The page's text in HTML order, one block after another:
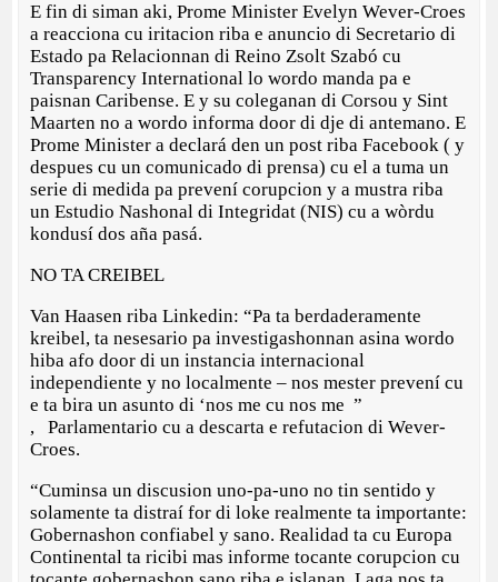
E fin di siman aki, Prome Minister Evelyn Wever-Croes
a reacciona cu iritacion riba e anuncio di Secretario di
Estado pa Relacionnan di Reino Zsolt Szabó cu
Transparency International lo wordo manda pa e
paisnan Caribense. E y su coleganan di Corsou y Sint
Maarten no a wordo informa door di dje di antemano. E
Prome Minister a declará den un post riba Facebook ( y
despues cu un comunicado di prensa) cu el a tuma un
serie di medida pa prevení corupcion y a mustra riba
un Estudio Nashonal di Integridat (NIS) cu a wòrdu
kondusí dos aña pasá.
NO TA CREIBEL
Van Haasen riba Linkedin: “Pa ta berdaderamente
kreibel, ta nesesario pa investigashonnan asina wordo
hiba afo door di un instancia internacional
independiente y no localmente – nos mester prevení cu
e ta bira un asunto di ‘nos me cu nos me ”
, Parlamentario cu a descarta e refutacion di Wever-
Croes.
“Cuminsa un discusion uno-pa-uno no tin sentido y
solamente ta distraí for di loke realmente ta importante:
Gobernashon confiabel y sano. Realidad ta cu Europa
Continental ta ricibi mas informe tocante corupcion cu